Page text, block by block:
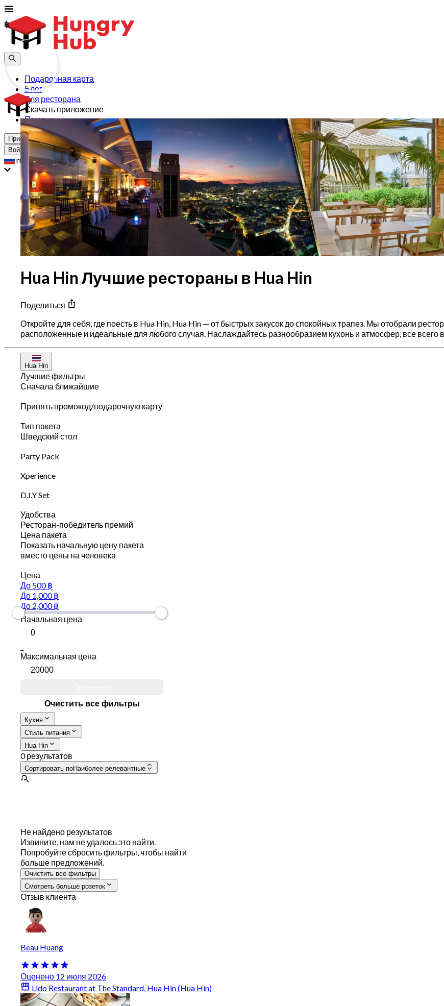
Подарочная карта
Блог
Для ресторана
Скачать приложение
Помощь
Присоединиться
Войти
ru
Hua Hin Лучшие рестораны в Hua Hin
Поделиться
Откройте для себя, где поесть в Hua Hin, Hua Hin — от быстрых закусок до спокойных трапез. Мы отобрали
расположенные и идеальные для любого случая. Наслаждайтесь разнообразием кухонь и атмосфер, все
Hua Hin
Лучшие фильтры
Сначала ближайшие
Принять промокод/подарочную карту
Тип пакета
Шведский стол
Party Pack
Xperience
D.I.Y Set
Удобства
Ресторан-победитель премий
Цена пакета
Показать начальную цену пакета
вместо цены на человека
Цена
До 500 ฿
До 1,000 ฿
До 2,000 ฿
฿
Начальная цена
฿
Максимальная цена
Очистить все фильтры
Кухня
Стиль питания
Hua Hin
0 результатов
Сортировать поНаиболее релевантные
Не найдено результатов
Извините, нам не удалось это найти.
Попробуйте сбросить фильтры, чтобы найти
больше предложений.
Очистить все фильтры
Смотреть больше розеток
Отзыв клиента
Beau Huang
Оценено 12 июля 2026
Lido Restaurant at The Standard, Hua Hin (Hua Hin)